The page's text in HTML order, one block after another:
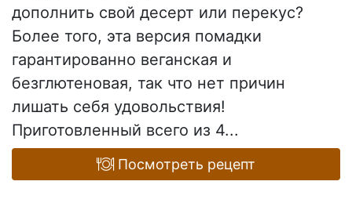
дополнить свой десерт или перекус?
Более того, эта версия помадки
гарантированно веганская и
безглютеновая, так что нет причин
лишать себя удовольствия!
Приготовленный всего из 4...
Посмотреть рецепт